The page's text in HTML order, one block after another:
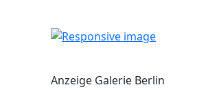
Anzeige Galerie Berlin